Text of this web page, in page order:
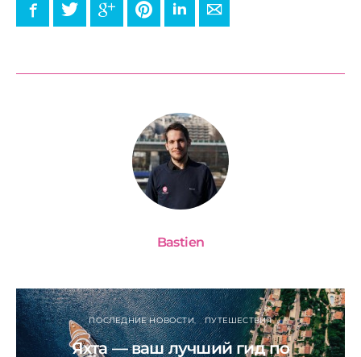
FacebookTwitter Google+ PinterestLinkedInE-mail
Bastien
ПОСЛЕДНИЕ НОВОСТИ ПУТЕШЕСТВИЯ
Яхта — ваш лучший гид по